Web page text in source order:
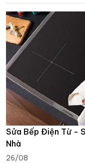
Sửa Bếp Điện Từ -
Nhà
26/08